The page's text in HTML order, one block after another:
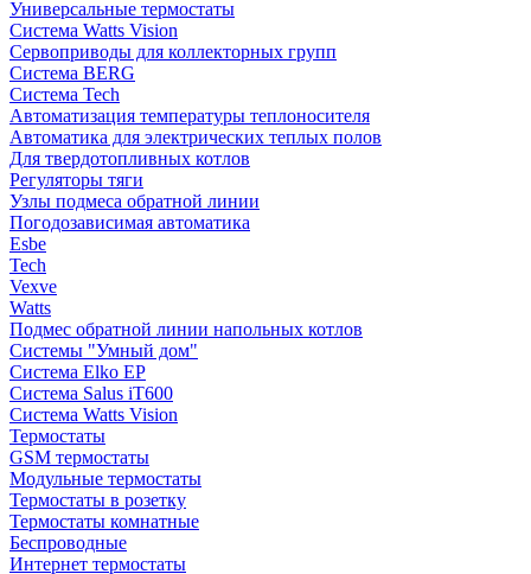
Универсальные термостаты
Система Watts Vision
Сервоприводы для коллекторных групп
Система BERG
Система Tech
Автоматизация температуры теплоносителя
Автоматика для электрических теплых полов
Для твердотопливных котлов
Регуляторы тяги
Узлы подмеса обратной линии
Погодозависимая автоматика
Esbe
Tech
Vexve
Watts
Подмес обратной линии напольных котлов
Системы "Умный дом"
Система Elko EP
Система Salus iT600
Система Watts Vision
Термостаты
GSM термостаты
Модульные термостаты
Термостаты в розетку
Термостаты комнатные
Беспроводные
Интернет термостаты